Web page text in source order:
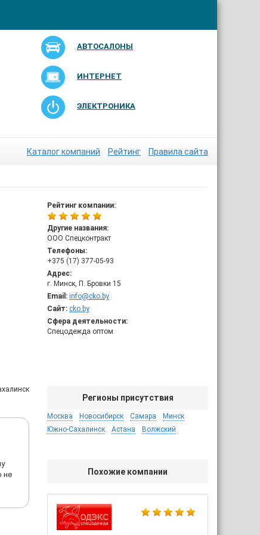
АВТОСАЛОНЫ
ИНТЕРНЕТ
ЭЛЕКТРОНИКА
Каталог компаний Рейтинг Правила сайта
Рейтинг компании:
Другие названия:
ООО Спецконтракт
Телефоны:
+375 (17) 377-05-93
Адрес:
г. Минск, П. Бровки 15
Email: info@cko.by
Сайт: cko.by
Сфера деятельности:
Спецодежда оптом
не
Регионы присутствия
Москва Новосибирск Самара
Минск
Южно-Сахалинск
Астана Волжский
Похожие компании